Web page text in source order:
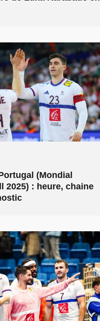
(Mondial
2025) : heure, chaine